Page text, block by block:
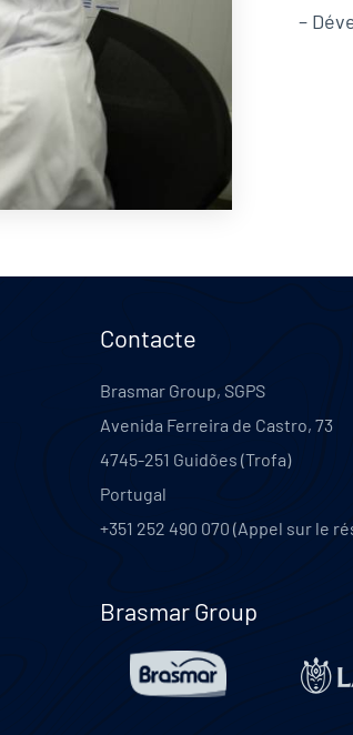
–
Contacte
Brasmar Group, SGPS
Avenida Ferreira de Castro, 73
4745-251 Guidões (Trofa)
Portugal
+351 252 490 070 (Appel sur le
Brasmar Group